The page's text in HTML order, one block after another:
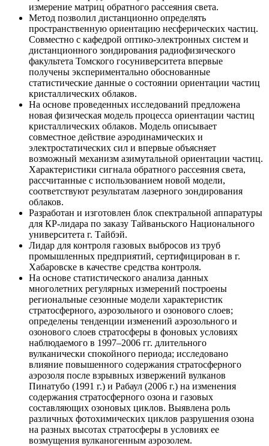
измерение матриц обратного рассеяния света.
Метод позволил дистанционно определять
пространственную ориентацию несферических частиц.
Совместно с кафедрой оптико-электронных систем и
дистанционного зондирования радиофизического
факультета Томского госуниверситета впервые
получены экспериментально обоснованные
статистические данные о состоянии ориентации частиц
кристаллических облаков.
На основе проведенных исследований предложена
новая физическая модель процесса ориентации частиц
кристаллических облаков. Модель описывает
совместное действие аэродинамических и
электростатических сил и впервые объясняет
возможный механизм азимутальной ориентации частиц.
Характеристики сигнала обратного рассеяния света,
рассчитанные с использованием новой модели,
соответствуют результатам лазерного зондирования
облаков.
Разработан и изготовлен блок спектральной аппаратуры
для КР-лидара по заказу Тайваньского Национального
университета г. Тайбэй.
Лидар для контроля газовых выбросов из труб
промышленных предприятий, сертифицирован в г.
Хабаровске в качестве средства контроля.
На основе статистического анализа данных
многолетних регулярных измерений построены
региональные сезонные модели характеристик
стратосферного, аэрозольного и озонового слоев;
определены тенденции изменений аэрозольного и
озонового слоев стратосферы в фоновых условиях
наблюдаемого в 1997–2006 гг. длительного
вулканически спокойного периода; исследовано
влияние повышенного содержания стратосферного
аэрозоля после взрывных извержений вулканов
Пинатубо (1991 г.) и Рабаул (2006 г.) на изменения
содержания стратосферного озона и газовых
составляющих озоновых циклов. Выявлена роль
различных фотохимических циклов разрушения озона
на разных высотах стратосферы в условиях ее
возмущения вулканогенным аэрозолем.